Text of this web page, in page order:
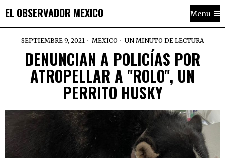
EL OBSERVADOR MEXICO Menu
SEPTIEMBRE 9, 2021 MEXICO UN MINUTO DE LECTURA
DENUNCIAN A POLICÍAS POR
ATROPELLAR A "ROLO", UN
PERRITO HUSKY